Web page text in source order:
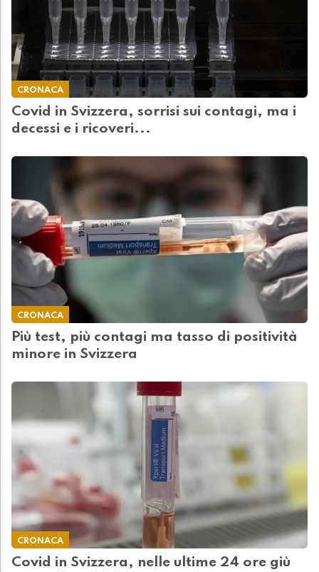
CRONACA
Covid in Svizzera, sorrisi sui contagi, ma i
decessi e i ricoveri...
CRONACA
Più test, più contagi ma tasso di positività
minore in Svizzera
CRONACA
Covid in Svizzera, nelle ultime 24 ore giù